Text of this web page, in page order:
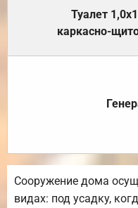
Туалет
каркасно-
Сооружение дома
видах: под усадку,